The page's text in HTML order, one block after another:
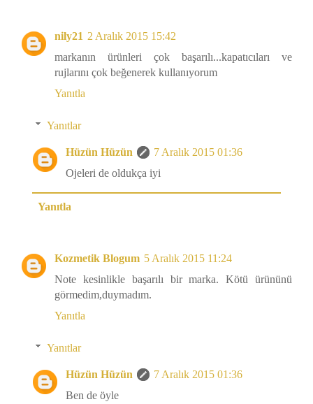
nily21 2 Aralık 2015 15:42
markanın ürünleri çok başarılı...kapatıcıları ve
rujlarını çok beğenerek kullanıyorum
Yanıtla
Yanıtlar
Hüzün Hüzün
7 Aralık 2015 01:36
Ojeleri de oldukça iyi
Yanıtla
Kozmetik Blogum 5 Aralık 2015 11:24
Note kesinlikle başarılı bir marka. Kötü ürününü
görmedim,duymadım.
Yanıtla
Yanıtlar
Hüzün Hüzün
7 Aralık 2015 01:36
Ben de öyle